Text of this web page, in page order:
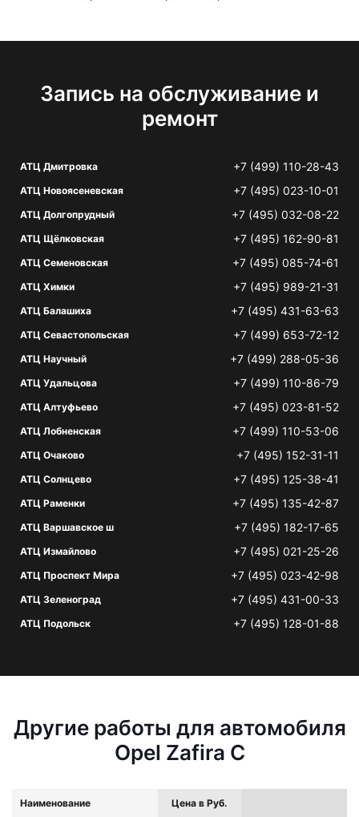
Запись на обслуживание и
ремонт
АТЦ Дмитровка +7 (499) 110-28-43
АТЦ Новоясеневская +7 (495) 023-10-01
АТЦ Долгопрудный +7 (495) 032-08-22
АТЦ Щёлковская +7 (495) 162-90-81
АТЦ Семеновская +7 (495) 085-74-61
АТЦ Химки +7 (495) 989-21-31
АТЦ Балашиха +7 (495) 431-63-63
АТЦ Севастопольская +7 (499) 653-72-12
АТЦ Научный +7 (499) 288-05-36
АТЦ Удальцова +7 (499) 110-86-79
АТЦ Алтуфьево +7 (495) 023-81-52
АТЦ Лобненская +7 (499) 110-53-06
АТЦ Очаково +7 (495) 152-31-11
АТЦ Солнцево +7 (495) 125-38-41
АТЦ Раменки +7 (495) 135-42-87
АТЦ Варшавское ш +7 (495) 182-17-65
АТЦ Измайлово +7 (495) 021-25-26
АТЦ Проспект Мира +7 (495) 023-42-98
АТЦ Зеленоград +7 (495) 431-00-33
АТЦ Подольск +7 (495) 128-01-88
Другие работы для автомобиля
Opel Zafira C
Наименование Цена в Руб.